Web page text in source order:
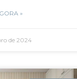
»
de 2024